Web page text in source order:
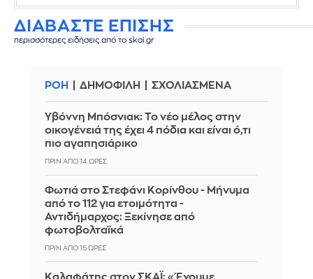
ΔΙΑΒΑΣΤΕ ΕΠΙΣΗΣ
περισσότερες ειδήσεις από το skai.gr
ΡΟΗ ΔΗΜΟΦΙΛΗ ΣΧΟΛΙΑΣΜΕΝΑ
Υβόννη Μπόσνιακ: Το νέο μέλος στην
οικογένειά της έχει 4 πόδια και είναι ό,τι
πιο αγαπησιάρικο
ΠΡΙΝ ΑΠΌ 14 ΏΡΕΣ
Φωτιά στο Στεφάνι Κορίνθου - Μήνυμα
από το 112 για ετοιμότητα -
Αντιδήμαρχος: Ξεκίνησε από
φωτοβολταϊκά
ΠΡΙΝ ΑΠΌ 15 ΏΡΕΣ